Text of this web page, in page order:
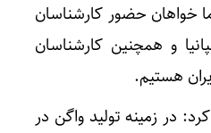
خواهان حضور کارشناسان
و همچنین کارشناسان
هستیم.
در زمینه تولید واگن در